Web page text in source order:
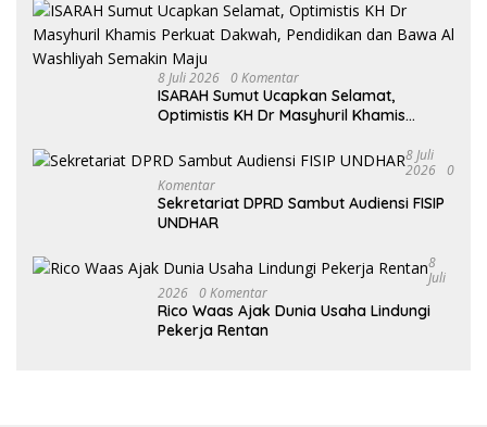
8 Juli 2026 0 Komentar
ISARAH Sumut Ucapkan Selamat,
Optimistis KH Dr Masyhuril Khamis
Al Washliyah Semakin Maju
8 Juli
2026 0
Komentar
Sekretariat DPRD Sambut Audiensi FISIP
UNDHAR
8
Juli
2026 0 Komentar
Rico Waas Ajak Dunia Usaha Lindungi
Pekerja Rentan